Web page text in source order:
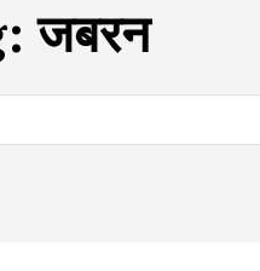
जबरन